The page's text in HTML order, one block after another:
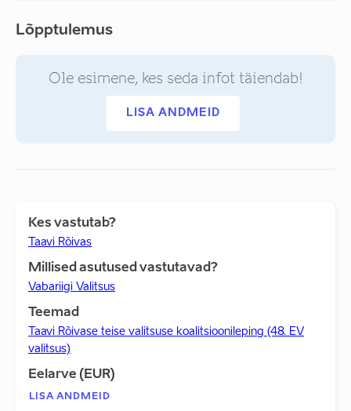
Lõpptulemus
Ole esimene, kes seda infot täiendab!
LISA ANDMEID
Kes vastutab?
Taavi Rõivas
Millised asutused vastutavad?
Vabariigi Valitsus
Teemad
Taavi Rõivase teise valitsuse koalitsioonileping (48. EV
valitsus)
Eelarve (EUR)
LISA ANDMEID